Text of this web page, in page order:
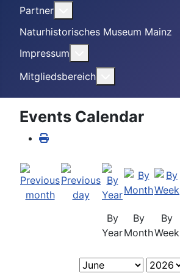
Partner
Naturhistorisches Museum Mainz
Impressum
Mitgliedsbereich
Events Calendar
By
Year
By
Month
By
Week